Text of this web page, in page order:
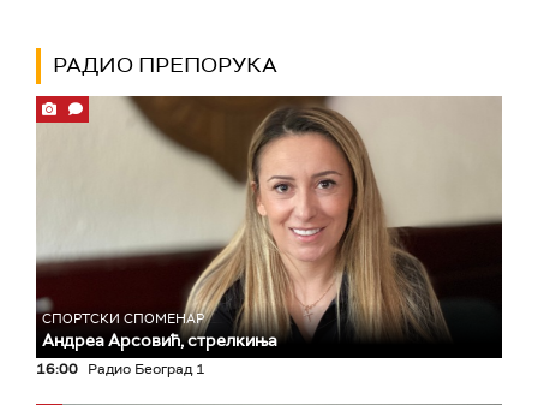
РАДИО ПРЕПОРУКА
СПОРТСКИ СПОМЕНАР
Андреа Арсовић, стрелкиња
16:00 Радио Београд 1